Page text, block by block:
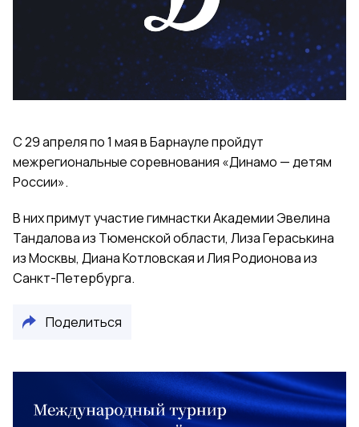
С 29 апреля по 1 мая в Барнауле пройдут
межрегиональные соревнования «Динамо — детям
России».
В них примут участие гимнастки Академии Эвелина
Тандалова из Тюменской области, Лиза Гераськина
из Москвы, Диана Котловская и Лия Родионова из
Санкт-Петербурга.
Поделиться